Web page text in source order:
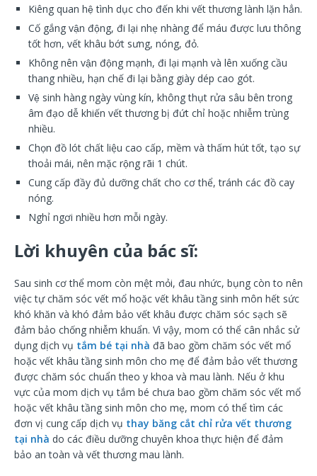
Kiêng quan hệ tình dục cho đến khi vết thương lành lặn hẳn.
Cố gắng vận động, đi lại nhẹ nhàng để máu được lưu thông
tốt hơn, vết khâu bớt sưng, nóng, đỏ.
Không nên vận động mạnh, đi lại mạnh và lên xuống cầu
thang nhiều, hạn chế đi lại bằng giày dép cao gót.
Vệ sinh hàng ngày vùng kín, không thụt rửa sâu bên trong
âm đạo dễ khiến vết thương bị đứt chỉ hoặc nhiễm trùng
nhiều.
Chọn đồ lót chất liệu cao cấp, mềm và thấm hút tốt, tạo sự
thoải mái, nên mặc rộng rãi 1 chút.
Cung cấp đầy đủ dưỡng chất cho cơ thể, tránh các đồ cay
nóng.
Nghỉ ngơi nhiều hơn mỗi ngày.
Lời khuyên của bác sĩ:
Sau sinh cơ thể mom còn mệt mỏi, đau nhức, bụng còn to nên
việc tự chăm sóc vết mổ hoặc vết khâu tầng sinh môn hết sức
khó khăn và khó đảm bảo vết khâu được chăm sóc sạch sẽ
đảm bảo chống nhiễm khuẩn. Vì vậy, mom có thể cân nhắc sử
dụng dịch vụ tắm bé tại nhà đã bao gồm chăm sóc vết mổ
hoặc vết khâu tầng sinh môn cho mẹ để đảm bảo vết thương
được chăm sóc chuẩn theo y khoa và mau lành. Nếu ở khu
vực của mom dịch vụ tắm bé chưa bao gồm chăm sóc vết mổ
hoặc vết khâu tầng sinh môn cho mẹ, mom có thể tìm các
đơn vị cung cấp dịch vụ thay băng cắt chỉ rửa vết thương
tại nhà do các điều dưỡng chuyên khoa thực hiện để đảm
bảo an toàn và vết thương mau lành.